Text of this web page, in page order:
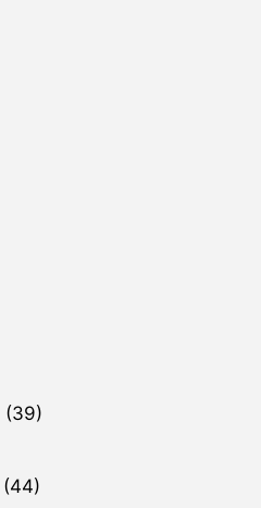
(39)
(44)